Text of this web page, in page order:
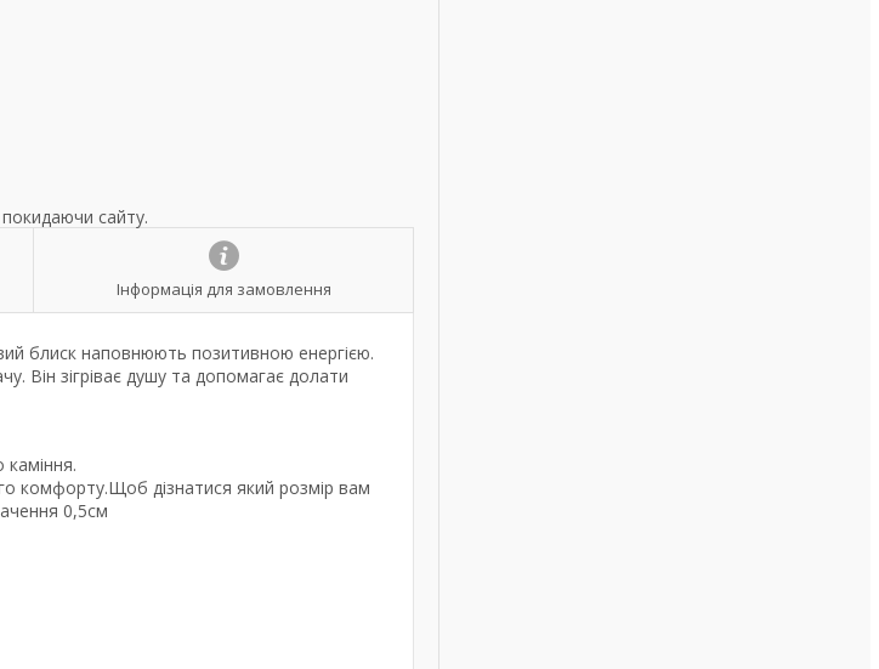
сайту.
Інформація для замовлення
блиск наповнюють позитивною енергією.
Він зігріває душу та допомагає долати
комфорту.Щоб дізнатися який розмір вам
0,5см